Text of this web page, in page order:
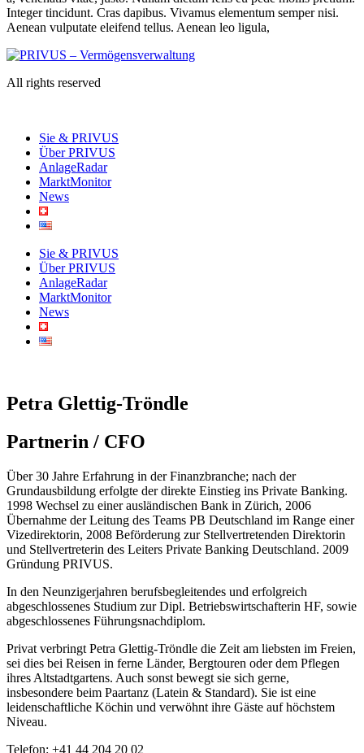
Integer tincidunt. Cras dapibus. Vivamus elementum semper nisi.
Aenean vulputate eleifend tellus. Aenean leo ligula,
All rights reserved
Sie & PRIVUS
Über PRIVUS
AnlageRadar
MarktMonitor
News
Sie & PRIVUS
Über PRIVUS
AnlageRadar
MarktMonitor
News
Petra Glettig-Tröndle
Partnerin / CFO
Über 30 Jahre Erfahrung in der Finanzbranche; nach der
Grundausbildung erfolgte der direkte Einstieg ins Private Banking.
1998 Wechsel zu einer ausländischen Bank in Zürich, 2006
Übernahme der Leitung des Teams PB Deutschland im Range einer
Vizedirektorin, 2008 Beförderung zur Stellvertretenden Direktorin
und Stellvertreterin des Leiters Private Banking Deutschland. 2009
Gründung PRIVUS.
In den Neunzigerjahren berufsbegleitendes und erfolgreich
abgeschlossenes Studium zur Dipl. Betriebswirtschafterin HF, sowie
abgeschlossenes Führungsnachdiplom.
Privat verbringt Petra Glettig-Tröndle die Zeit am liebsten im Freien,
sei dies bei Reisen in ferne Länder, Bergtouren oder dem Pflegen
ihres Altstadtgartens. Auch sonst bewegt sie sich gerne,
insbesondere beim Paartanz (Latein & Standard). Sie ist eine
leidenschaftliche Köchin und verwöhnt ihre Gäste auf höchstem
Niveau.
Telefon: +41 44 204 20 02